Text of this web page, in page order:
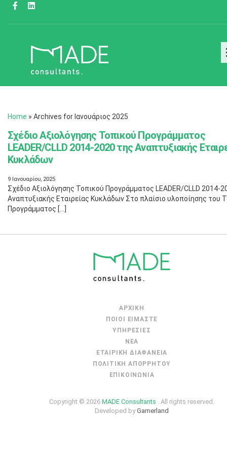
Home » Archives for Ιανουάριος 2025
Σχέδιο Αξιολόγησης Τοπικού Προγράμματος
LEADER/CLLD 2014-2020 της Αναπτυξιακής
Κυκλάδων
9 Ιανουαρίου, 2025
Σχέδιο Αξιολόγησης Τοπικού Προγράμματος LEADER/CLLD 2014-
Αναπτυξιακής Εταιρείας Κυκλάδων Στο πλαίσιο υλοποίησης του
Προγράμματος […]
ΑΡΧΙΚΉ
ΠΟΙΟΙ ΕΙΜΑΣΤΕ
ΥΠΗΡΕΣΙΕΣ
ΝΕΑ
ΕΤΑΙΡΙΚΗ ΔΙΑΦΑΝΕΙΑ
ΠΟΛΙΤΙΚΗ ΑΠΟΡΡΗΤΟΥ
ΕΠΙΚΟΙΝΩΝΙΑ
Copyright © 2026 MADE Consultants . All rights reserved.
Developed byGamerland